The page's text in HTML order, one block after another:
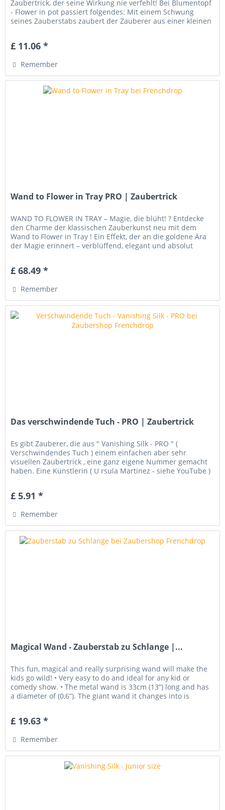
Zaubertrick, der seine Wirkung nie verfehlt! Bei Blumentopf
- Flower in pot passiert folgendes: Mit einem Schwung
seines Zauberstabs zaubert der Zauberer aus einer kleinen
£ 11.06 *
Remember
Wand to Flower in Tray PRO | Zaubertrick
WAND TO FLOWER IN TRAY – Magie, die blüht! ? Entdecke
den Charme der klassischen Zauberkunst neu mit dem
Wand to Flower in Tray ! Ein Effekt, der an die goldene Ära
der Magie erinnert – verblüffend, elegant und absolut
£ 68.49 *
Remember
Das verschwindende Tuch - PRO | Zaubertrick
Es gibt Zauberer, die aus " Vanishing Silk - PRO " (
Verschwindendes Tuch ) einem einfachen aber sehr
visuellen Zaubertrick , eine ganz eigene Nummer gemacht
haben. Eine Künstlerin ( U rsula Martinez - siehe YouTube )
£ 5.91 *
Remember
Magical Wand - Zauberstab zu Schlange |...
This fun, magical and really surprising wand will make the
kids go wild! • Very easy to do and ideal for any kid or
comedy show. • The metal wand is 33cm (13”) long and has
a diameter of (0,6”). The giant wand it changes into is
£ 19.63 *
Remember